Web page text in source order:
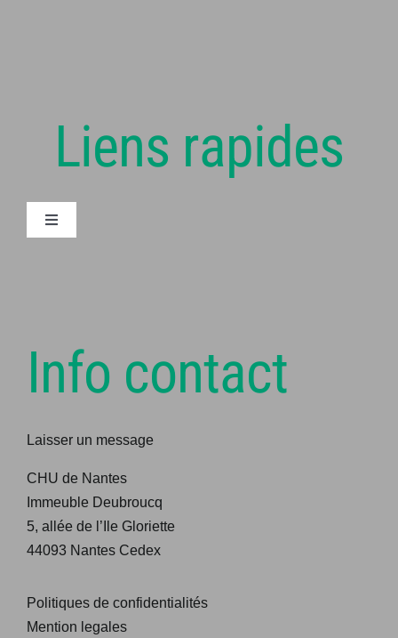
Liens rapides
Navigation
à
Connexion
Adhésion
Contact
Offre d’emploi
Congrès à venir
Info contact
Laisser un message
CHU de Nantes
Immeuble Deubroucq
5, allée de l’Ile Gloriette
44093 Nantes Cedex
Politiques de confidentialités
Mention legales